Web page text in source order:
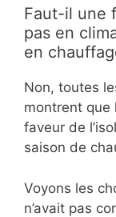
Faut-il une
pas en
en
Non, toutes
montrent que
faveur de
saison de
Voyons les
n’avait pas